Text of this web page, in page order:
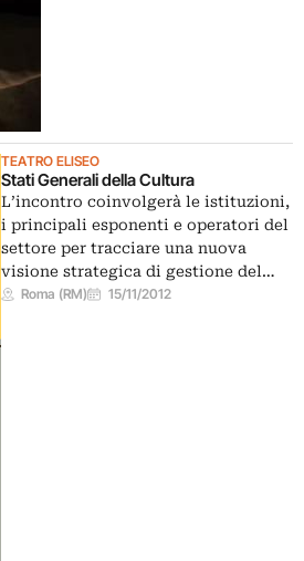
TEATRO ELISEO
Stati Generali della Cultura
L’incontro coinvolgerà le istituzioni,
i principali esponenti e operatori del
settore per tracciare una nuova
visione strategica di gestione del…
Roma (RM) 15/11/2012